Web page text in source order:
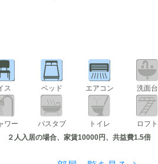
ス ベッド エアコン 洗面台
ワー バスタブ トイレ ロフト
２人入居の場合、家賃10000円、共益費1.5倍